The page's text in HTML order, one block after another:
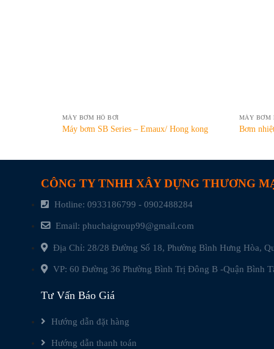
MÁY BƠM HỒ BƠI
Máy bơm SB Series – Emaux/ Hong kong
MÁY BƠM
Bơm
CÔNG TY TNHH XÂY DỰNG THƯƠNG
Hotline: 0933186799 - 0902488284
Email: phuchaigroup99@gmail.com
Địa Chỉ: 28/28 Đường Số 18, Phường Bình Hưng Hòa,
VP: 60 Đường 36 Phường Bình Trị Đông B -Quận Bình
Tư Vấn Báo Giá
Hướng dẫn đặt hàng
Hướng dẫn thanh toán